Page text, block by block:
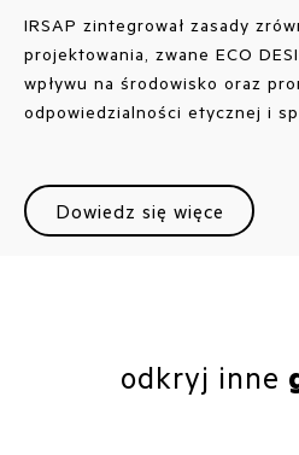
IRSAP zintegrował zasady
projektowania, zwane ECO
wpływu na środowisko oraz
odpowiedzialności etycznej i
Dowiedz się więce
odkryj inne